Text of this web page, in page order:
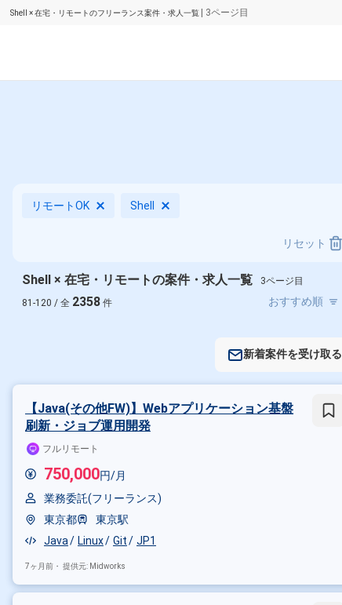
Shell × 在宅・リモートのフリーランス案件・求人一覧 | 3ページ目
リモートOK Shell
リセット
Shell × 在宅・リモートの案件・求人一覧
3ページ目
81-120 / 全 2358 件
新着案件を受け取る
【Java(その他FW)】Webアプリケーション基盤
刷新・ジョブ運用開発
フルリモート
750,000円/月
業務委託(フリーランス)
東京都
東京駅
Java
Linux Git JP1
7ヶ月前・ 提供元: Midworks